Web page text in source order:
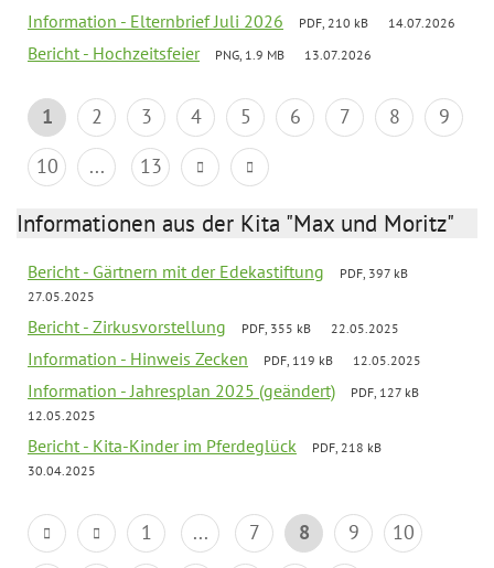
Information - Elternbrief Juli 2026 PDF, 210 kB 14.07.2026
Bericht - Hochzeitsfeier PNG, 1.9 MB 13.07.2026
1 2 3 4 5 6 7 8
9
10
... 13
Informationen aus der Kita "Max und Moritz"
Bericht - Gärtnern mit der Edekastiftung
PDF, 397 kB
27.05.2025
Bericht - Zirkusvorstellung PDF, 355 kB 22.05.2025
Information - Hinweis Zecken PDF, 119 kB 12.05.2025
Information - Jahresplan 2025 (geändert)
PDF, 127 kB
12.05.2025
Bericht - Kita-Kinder im Pferdeglück
PDF, 218 kB
30.04.2025
1 ... 7 8 9
10